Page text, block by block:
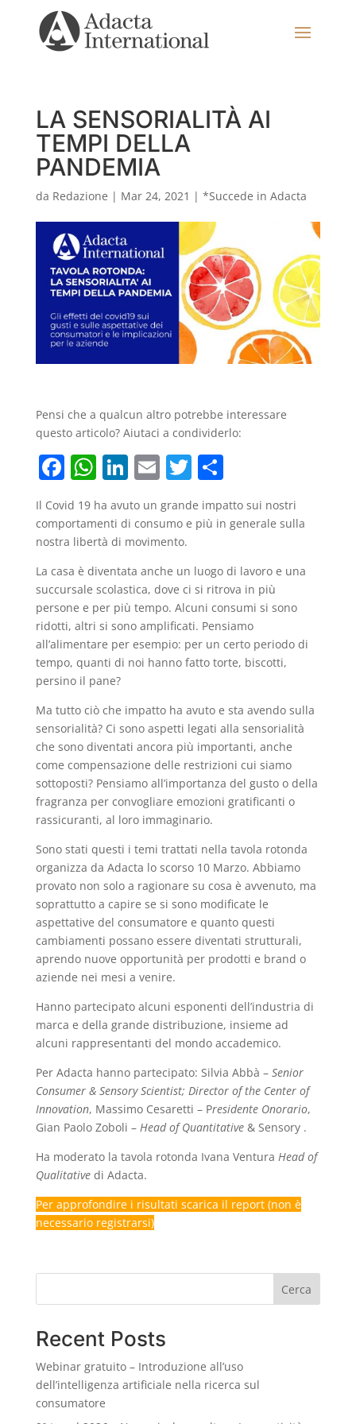
LA SENSORIALITÀ AI
TEMPI DELLA
PANDEMIA
da Redazione | Mar 24, 2021 | *Succede in Adacta
Pensi che a qualcun altro potrebbe interessare
questo articolo? Aiutaci a condividerlo:
F
a
c
e
b
o
o
k
W
h
at
s
A
p
p
Li
n
k
e
dI
n
E
ai
l
T
w
itt
C
o
n
vi
di
Il Covid 19 ha avuto un grande impatto sui nostri
comportamenti di consumo e più in generale sulla
nostra libertà di movimento.
La casa è diventata anche un luogo di lavoro e una
succursale scolastica, dove ci si ritrova in più
persone e per più tempo. Alcuni consumi si sono
ridotti, altri si sono amplificati. Pensiamo
all’alimentare per esempio: per un certo periodo di
tempo, quanti di noi hanno fatto torte, biscotti,
persino il pane?
Ma tutto ciò che impatto ha avuto e sta avendo sulla
sensorialità? Ci sono aspetti legati alla sensorialità
che sono diventati ancora più importanti, anche
come compensazione delle restrizioni cui siamo
sottoposti? Pensiamo all’importanza del gusto o della
fragranza per convogliare emozioni gratificanti o
rassicuranti, al loro immaginario.
Sono stati questi i temi trattati nella tavola rotonda
organizza da Adacta lo scorso 10 Marzo. Abbiamo
provato non solo a ragionare su cosa è avvenuto, ma
soprattutto a capire se si sono modificate le
aspettative del consumatore e quanto questi
cambiamenti possano essere diventati strutturali,
aprendo nuove opportunità per prodotti e brand o
aziende nei mesi a venire.
Hanno partecipato alcuni esponenti dell’industria di
marca e della grande distribuzione, insieme ad
alcuni rappresentanti del mondo accademico.
Per Adacta hanno partecipato: Silvia Abbà – Senior
Consumer & Sensory Scientist; Director of the Center of
Innovation, Massimo Cesaretti – Presidente Onorario,
Gian Paolo Zoboli – Head of Quantitative& Sensory .
Ha moderato la tavola rotonda Ivana Ventura Head of
Qualitativedi Adacta.
Per approfondire i risultati scarica il report (non è
necessario registrarsi)
Cerca
Recent Posts
Webinar gratuito – Introduzione all’uso
dell’intelligenza artificiale nella ricerca sul
consumatore